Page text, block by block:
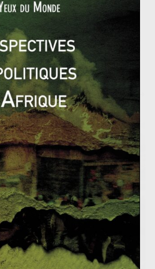
active Sud-Sud du Brésil en
central en Afrique.
dans le rétro : janvier 2014